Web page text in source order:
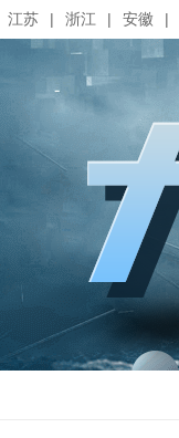
江苏 | 浙江 | 安徽 |